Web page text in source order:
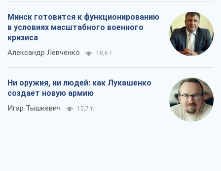
Минск готовится к функционированию
в условиях масштабного военного
кризиса
Александр Левченко 18,6 т.
Ни оружия, ни людей: как Лукашенко
создает новую армию
Игар Тышкевич 15,7 т.